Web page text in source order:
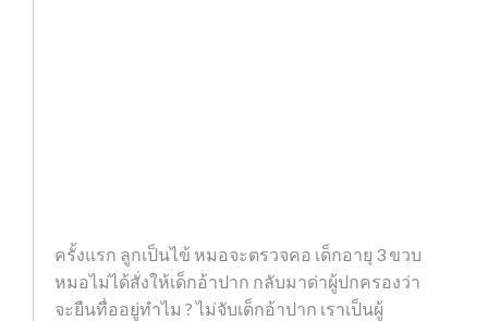
ครั้งแรก ลูกเป็นไข้ หมอจะตรวจคอ เด็กอายุ 3 ขวบ
หมอไม่ได้สั่งให้เด็กอ้าปาก กลับมาด่าผู้ปกครองว่า
จะยืนทื่ออยู่ทำไม ? ไม่จับเด็กอ้าปาก เราเป็นผู้